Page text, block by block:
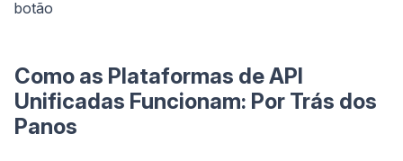
botão
Como as Plataformas de API
Unificadas Funcionam: Por Trás dos
Panos